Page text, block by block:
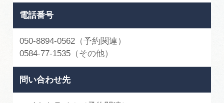
電話番号
050-8894-0562（予約関連）
0584-77-1535（その他）
問い合わせ先